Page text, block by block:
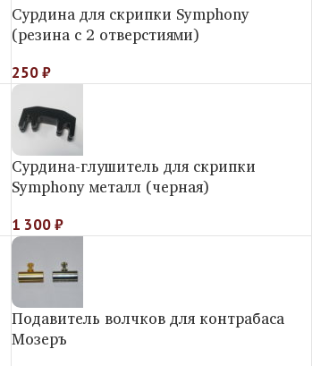
Сурдина для скрипки Symphony
(резина с 2 отверстиями)
250₽
Сурдина-глушитель для скрипки
Symphony металл (черная)
1 300₽
Подавитель волчков для контрабаса
Mозеръ